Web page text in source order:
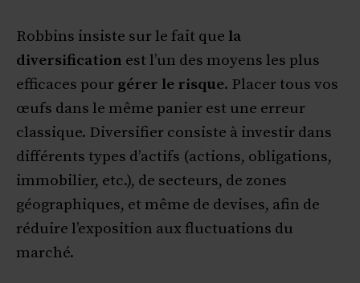
Robbins insiste sur le fait que la
diversification est l’un des moyens les plus
efficaces pour gérer le risque. Placer tous vos
œufs dans le même panier est une erreur
classique. Diversifier consiste à investir dans
différents types d’actifs (actions, obligations,
immobilier, etc.), de secteurs, de zones
géographiques, et même de devises, afin de
réduire l’exposition aux fluctuations du
marché.